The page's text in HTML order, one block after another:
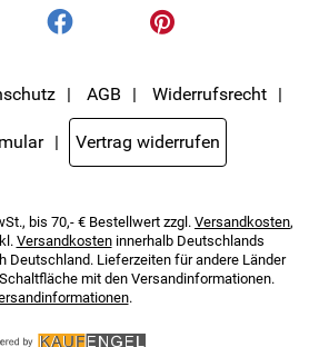
AGB Widerrufsrecht
Vertrag widerrufen
bis 70,- € Bestellwert zzgl. Versandkosten,
Versandkosteninnerhalb Deutschlands
Deutschland. Lieferzeiten für andere Länder
mit den Versandinformationen.
.